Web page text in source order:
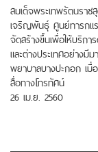
สมเด็จพระเทพรัตนรา
เจริญพันธุ์ ศูนย์ทารกแร
จัดสร้างขึ้นเพื่อให้บริกา
และต่างประเทศอย่างมี
พยาบาลบางปะกอก เมื่
สื่อทางโทรทัศน์
26 เม.ย. 2560